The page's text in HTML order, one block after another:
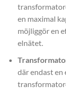
en maximal
möjliggör en
elnätet.
där endast en